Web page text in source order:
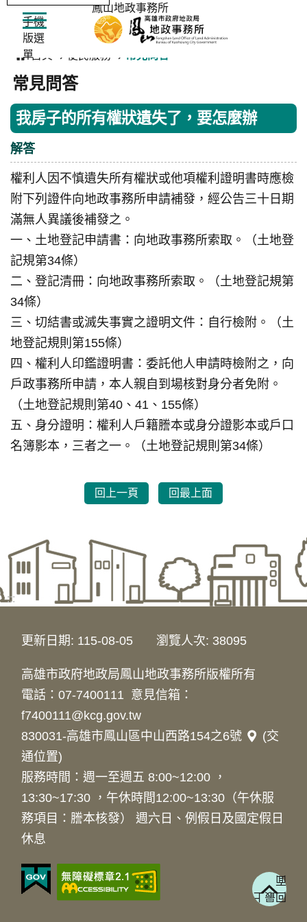
手機
版選
單
鳳山地政事務所
首頁 便民服務 常見問答
常見問答
我房子的所有權狀遺失了，要怎麼辦
解答
權利人因不慎遺失所有權狀或他項權利證明書時應檢
附下列證件向地政事務所申請補發，經公告三十日期
滿無人異議後補發之。
一、土地登記申請書：向地政事務所索取。（土地登
記規第34條）
二、登記清冊：向地政事務所索取。（土地登記規第
34條）
三、切結書或滅失事實之證明文件：自行檢附。（土
地登記規則第155條）
四、權利人印鑑證明書：委託他人申請時檢附之，向
戶政事務所申請，本人親自到場核對身分者免附。
（土地登記規則第40、41、155條）
五、身分證明：權利人戶籍謄本或身分證影本或戶口
名簿影本，三者之一。（土地登記規則第34條）
回上一頁 回最上面
回最上
面
:::
更新日期 115-08-05 瀏覽人次 38095
高雄市政府地政局鳳山地政事務所版權所有
電話：07-7400111 意見信箱：
f7400111@kcg.gov.tw
830031-高雄市鳳山區中山西路154之6號
(交
通位置)
服務時間：週一至週五 8:00~12:00 ，
13:30~17:30 ，午休時間12:00~13:30（午休服
務項目：謄本核發） 週六日、例假日及國定假日
休息